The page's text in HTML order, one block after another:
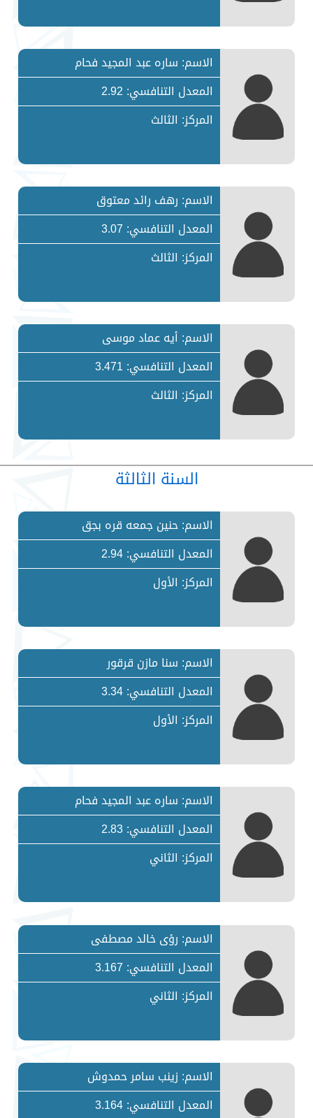
الاسم: ساره عبد المجيد فحام
المعدل التنافسي: 2.92
المركز: الثالث
الاسم: رهف رائد معتوق
المعدل التنافسي: 3.07
المركز: الثالث
الاسم: أيه عماد موسى
المعدل التنافسي: 3.471
المركز: الثالث
السنة الثالثة
الاسم: حنين جمعه قره بجق
المعدل التنافسي: 2.94
المركز: الأول
الاسم: سنا مازن قرقور
المعدل التنافسي: 3.34
المركز: الأول
الاسم: ساره عبد المجيد فحام
المعدل التنافسي: 2.83
المركز: الثاني
الاسم: رؤى خالد مصطفى
المعدل التنافسي: 3.167
المركز: الثاني
الاسم: زينب سامر حمدوش
المعدل التنافسي: 3.164